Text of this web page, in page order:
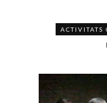
ACTIVITATS